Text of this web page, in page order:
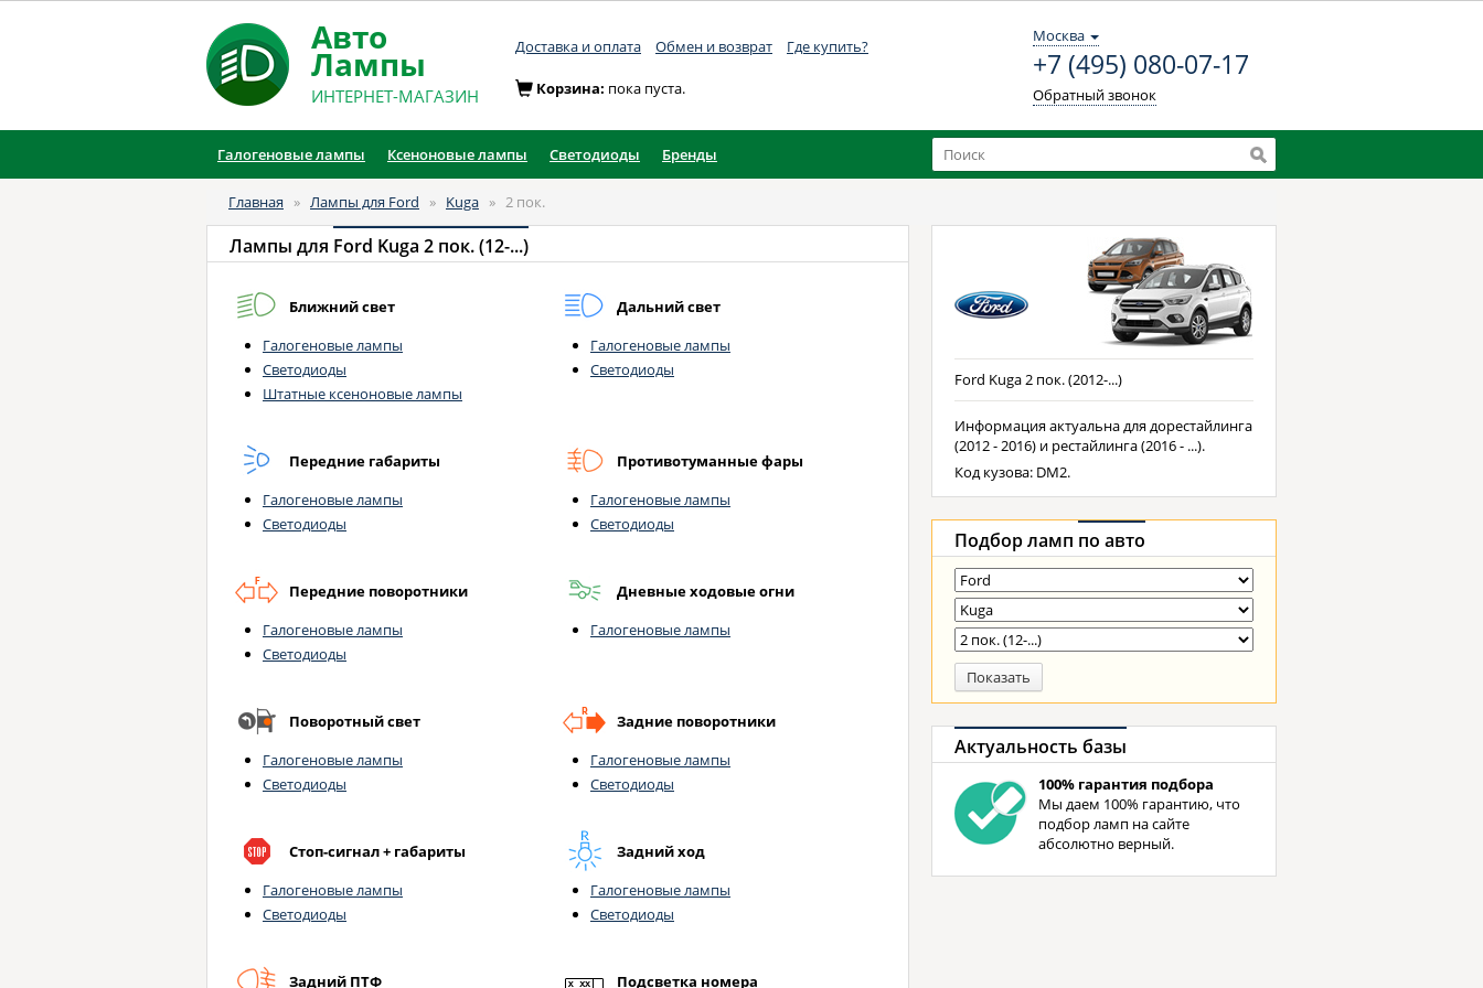
Авто
Лампы
ИНТЕРНЕТ-МАГАЗИН
Доставка и оплата Обмен и возврат Где купить?
Москва
+7 (495) 080-07-17
Обратный звонок
Корзина: пока пуста.
Галогеновые лампы Ксеноновые лампы Светодиоды Бренды
Главная » Лампы для Ford » Kuga » 2 пок.
Лампы для Ford Kuga 2 пок. (12-...)
Ближний свет
Галогеновые лампы
Светодиоды
Штатные ксеноновые лампы
Дальний свет
Галогеновые лампы
Светодиоды
Передние габариты
Галогеновые лампы
Светодиоды
Противотуманные фары
Галогеновые лампы
Светодиоды
Передние поворотники
Галогеновые лампы
Светодиоды
Дневные ходовые огни
Галогеновые лампы
Поворотный свет
Галогеновые лампы
Светодиоды
Задние поворотники
Галогеновые лампы
Светодиоды
Стоп-сигнал + габариты
Галогеновые лампы
Светодиоды
Задний ход
Галогеновые лампы
Светодиоды
Задний ПТФ Подсветка номера
Ford Kuga 2 пок. (2012-...)
Информация актуальна для дорестайлинга
(2012 - 2016) и рестайлинга (2016 - ...).
Код кузова: DM2.
Подбор ламп по авто
Показать
Актуальность базы
100% гарантия подбора
Мы даем 100% гарантию, что
подбор ламп на сайте
абсолютно верный.